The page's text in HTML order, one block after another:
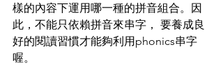
樣的內容下運用哪一種的拼音組合。因
此，不能只依賴拼音來串字， 要養成良
好的閱讀習慣才能夠利用phonics串字
喔。